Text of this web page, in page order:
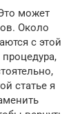
может
Около
с этой
статье я